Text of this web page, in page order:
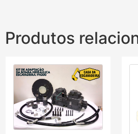
Produtos